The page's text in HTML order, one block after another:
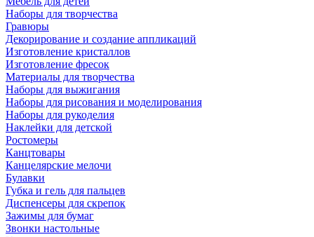
Наборы для творчества
Гравюры
Декорирование и создание аппликаций
Изготовление кристаллов
Изготовление фресок
Материалы для творчества
Наборы для выжигания
Наборы для рисования и моделирования
Наборы для рукоделия
Наклейки для детской
Ростомеры
Канцтовары
Канцелярские мелочи
Булавки
Губка и гель для пальцев
Диспенсеры для скрепок
Зажимы для бумаг
Звонки настольные